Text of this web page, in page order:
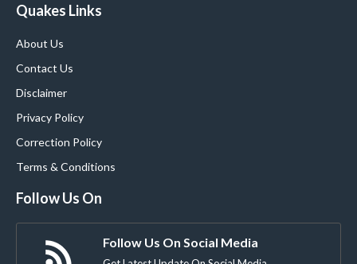
Quakes Links
About Us
Contact Us
Disclaimer
Privacy Policy
Correction Policy
Terms & Conditions
Follow Us On
Follow Us On Social Media